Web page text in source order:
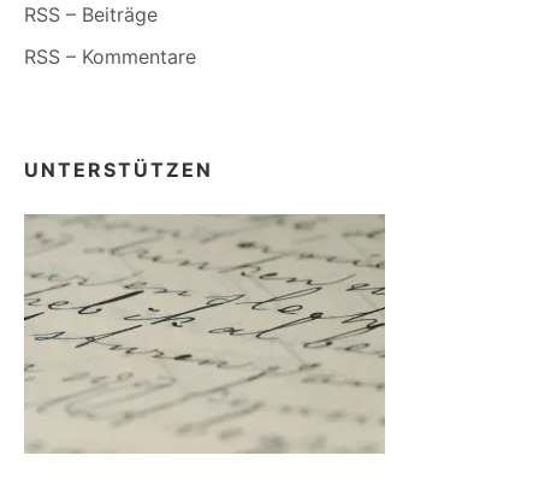
RSS – Beiträge
RSS – Kommentare
UNTERSTÜTZEN